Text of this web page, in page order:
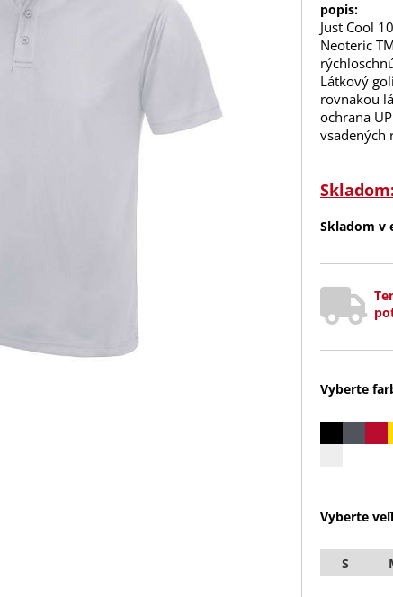
popis:
Just Cool
Neoteric
Látkový
rovnakou
ochrana
vsadených
Skladom:
Skladom v
Vyberte
Vyberte
S